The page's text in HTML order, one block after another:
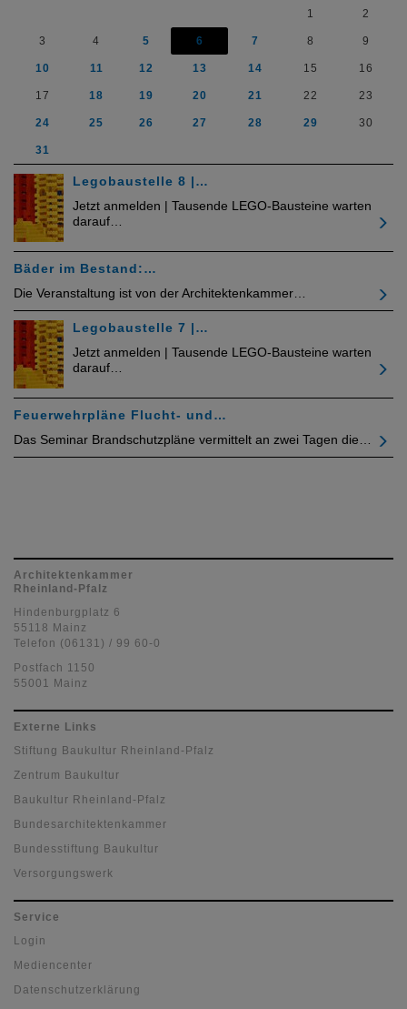
1 2
3 4 5 6 7 8 9
10 11 12 13 14 15 16
17 18 19 20 21 22 23
24 25 26 27 28 29 30
31
Legobaustelle 8 |…
Jetzt anmelden | Tausende LEGO-Bausteine warten
darauf…
Bäder im Bestand:…
Die Veranstaltung ist von der Architektenkammer…
Legobaustelle 7 |…
Jetzt anmelden | Tausende LEGO-Bausteine warten
darauf…
Feuerwehrpläne Flucht- und…
Das Seminar Brandschutzpläne vermittelt an zwei Tagen die…
Architektenkammer
Rheinland-Pfalz
Hindenburgplatz 6
55118 Mainz
Telefon (06131) / 99 60-0
Postfach 1150
55001 Mainz
Externe Links
Stiftung Baukultur Rheinland-Pfalz
Zentrum Baukultur
Baukultur Rheinland-Pfalz
Bundesarchitektenkammer
Bundesstiftung Baukultur
Versorgungswerk
Service
Login
Mediencenter
Datenschutzerklärung